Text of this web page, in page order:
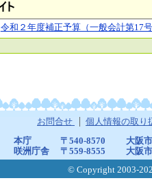
令和２年度補正予算（一般会計第17
お問合せ 個人情報の取り
本庁 〒540-8570
大阪
咲洲庁舎
〒559-8555
大阪
© Copyright 2003-